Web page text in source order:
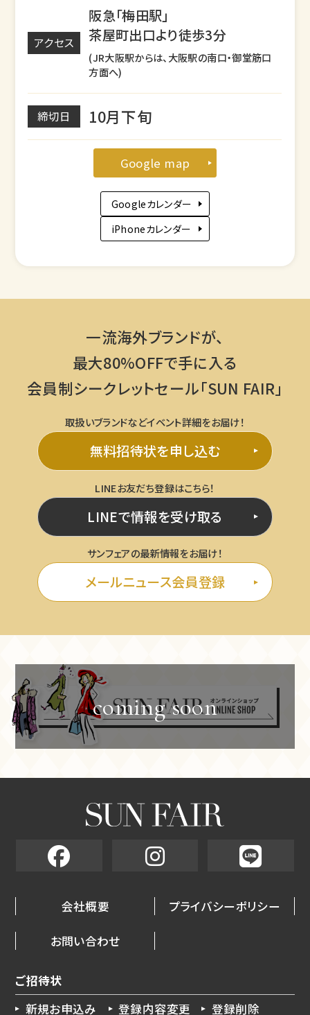
アクセス
阪急「梅田駅」
茶屋町出口より徒歩3分
(JR大阪駅からは、大阪駅の南口・御堂筋口
方面へ)
締切日 10月下旬
Google map
Googleカレンダー
iPhoneカレンダー
一流海外ブランドが、
最大80%OFFで手に入る
会員制シークレットセール「SUN FAIR」
取扱いブランドなどイベント詳細をお届け！
LINEお友だち登録はこちら！
サンフェアの最新情報をお届け！
無料招待状を申し込む
LINEで情報を受け取る
メールニュース会員登録
会社概要 プライバシーポリシー
お問い合わせ
ご招待状
新規お申込み
登録内容変更 登録削除